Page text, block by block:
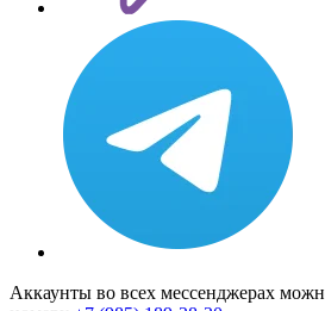
Аккаунты во всех мессенджерах